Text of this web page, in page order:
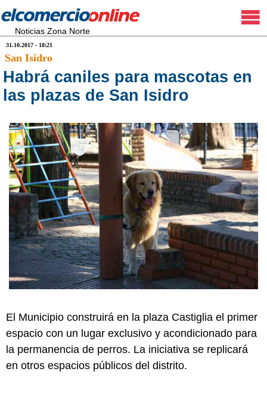
Noticias Zona Norte
31.10.2017 - 18:21
San Isidro
Habrá caniles para mascotas en
las plazas de San Isidro
El Municipio construirá en la plaza Castiglia el primer
espacio con un lugar exclusivo y acondicionado para
la permanencia de perros. La iniciativa se replicará
en otros espacios públicos del distrito.